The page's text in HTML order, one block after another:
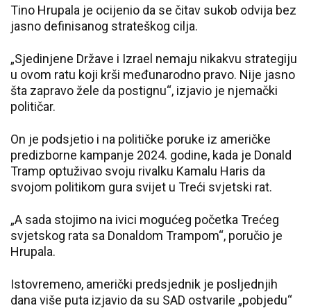
Tino Hrupala je ocijenio da se čitav sukob odvija bez
jasno definisanog strateškog cilja.
„Sjedinjene Države i Izrael nemaju nikakvu strategiju
u ovom ratu koji krši međunarodno pravo. Nije jasno
šta zapravo žele da postignu“, izjavio je njemački
političar.
On je podsjetio i na političke poruke iz američke
predizborne kampanje 2024. godine, kada je Donald
Tramp optuživao svoju rivalku Kamalu Haris da
svojom politikom gura svijet u Treći svjetski rat.
„A sada stojimo na ivici mogućeg početka Trećeg
svjetskog rata sa Donaldom Trampom“, poručio je
Hrupala.
Istovremeno, američki predsjednik je posljednjih
dana više puta izjavio da su SAD ostvarile „pobjedu“